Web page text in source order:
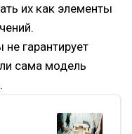
их как элементы
гарантирует
сама модель